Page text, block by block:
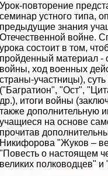
Урок-повторение
семинар устного типа,
предыдущие знания
Отечественной войне.
урока состоит в том,
пройденный материал -
войны, ход военных
страны-участницы),
("Багратион", "Ост",
др.), итоги войны
также дополнительную
учащиеся на основе
прочитав
Никифорова "Жуков –
"Повесть о настоящем
великих полководцев" и